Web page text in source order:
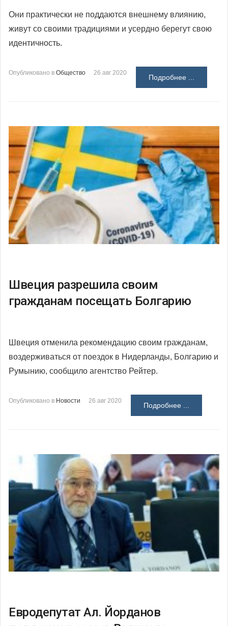
Они практически не поддаются внешнему влиянию,
живут со своими традициями и усердно берегут свою
идентичность.
Опубликовано в Общество 26 авг 2020
Подробнее ...
Швеция разрешила своим
гражданам посещать Болгарию
Швеция отменила рекомендацию своим гражданам,
воздерживаться от поездок в Нидерланды, Болгарию и
Румынию, сообщило агентство Рейтер.
Опубликовано в Новости 26 авг 2020
Подробнее ...
Евродепутат Ал. Йорданов